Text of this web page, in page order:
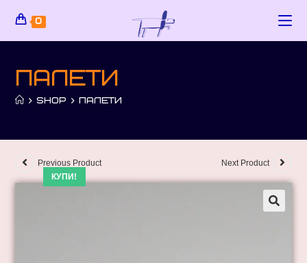
0
палети
> SHOP > ПАЛЕТИ
КУПИ!
Previous Product Next Product